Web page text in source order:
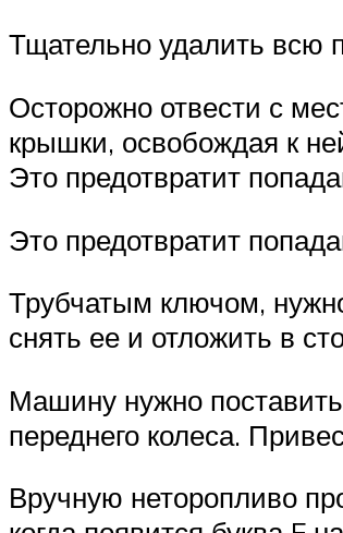
Тщательно удалить всю
Осторожно отвести с
крышки, освобождая к
Это предотвратит
Это предотвратит
Трубчатым ключом,
снять ее и отложить в
Машину нужно
переднего колеса.
Вручную неторопливо